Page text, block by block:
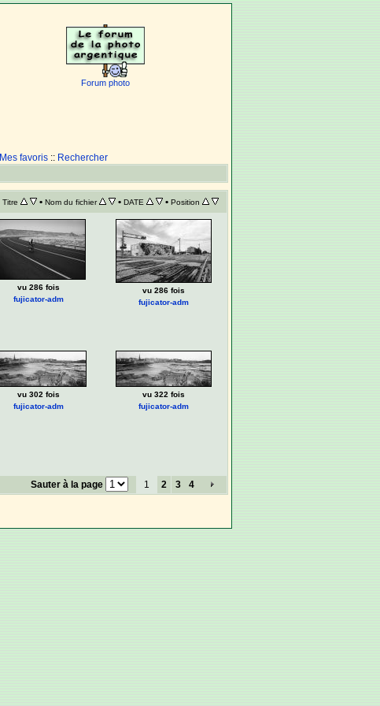
Forum photo
Mes favoris :: Rechercher
Titre • Nom du fichier • DATE • Position
vu 286 fois
fujicator-adm
vu 286 fois
fujicator-adm
vu 302 fois
fujicator-adm
vu 322 fois
fujicator-adm
Sauter à la page 1 2 3 4